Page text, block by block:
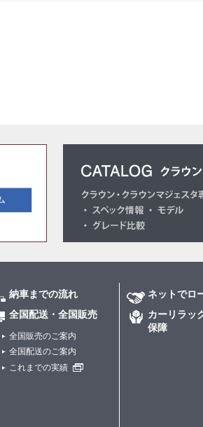
納車までの流れ
全国配送・全国販売
全国販売のご案内
全国配送のご案内
これまでの実績
ネットでロ
カーリラッ
保障